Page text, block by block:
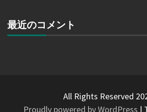
最近のコメント
All Rights Reserved
Proudly powered by WordPress |